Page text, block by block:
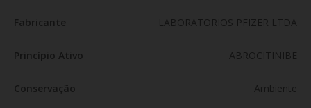
Fabricante LABORATORIOS PFIZER LTDA
Princípio Ativo ABROCITINIBE
Conservação Ambiente